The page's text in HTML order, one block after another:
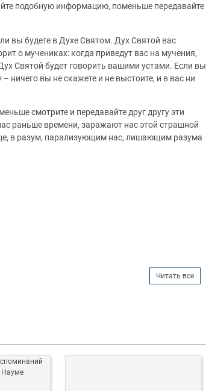
подобную информацию, поменьше передавайте
вы будете в Духе Святом. Дух Святой вас
о мучениках: когда приведут вас на мучения,
Святой будет говорить вашими устами. Если вы
ничего вы не скажете и не выстоите, и в вас ни
смотрите и передавайте друг другу эти
раньше времени, заражают нас этой страшной
в разум, парализующим нас, лишающим разума
Читать все